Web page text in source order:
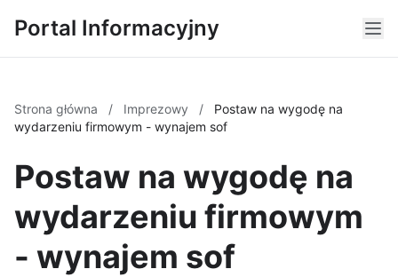
Portal Informacyjny
Strona główna / Imprezowy /
Postaw na wygodę na
wydarzeniu firmowym - wynajem sof
Postaw na wygodę na
wydarzeniu firmowym
- wynajem sof